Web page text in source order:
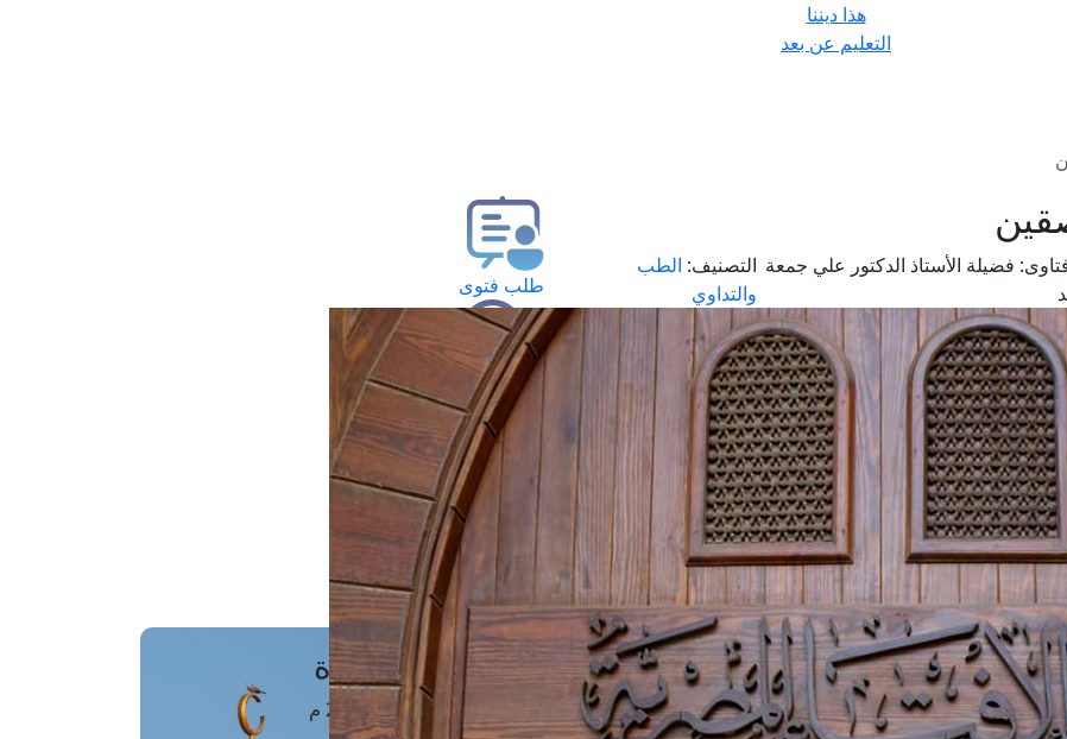
هذا ديننا
التعليم عن بعد
فضيلة الأستاذ الدكتور علي جمعة التصنيف: الطب
والتداوي
طلب فتوى
استعلام عن فتوى
حجز موعد
الفتوى الهاتفية
مَواقِيتُ الصَّـــلاة
القاهرة · 06 أغسطس 2026 م